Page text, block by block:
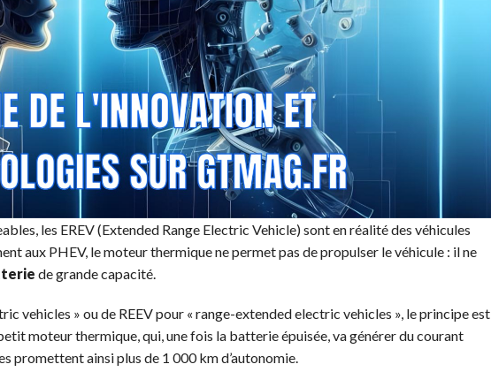
les EREV (Extended Range Electric Vehicle) sont en réalité des véhicules
aux PHEV, le moteur thermique ne permet pas de propulser le véhicule : il ne
de grande capacité.
vehicles » ou de REEV pour « range-extended electric vehicles », le principe est
moteur thermique, qui, une fois la batterie épuisée, va générer du courant
promettent ainsi plus de 1 000 km d’autonomie.